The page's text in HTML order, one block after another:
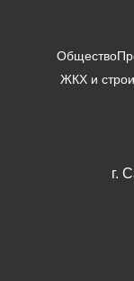
Общество
ЖКХ и
г.